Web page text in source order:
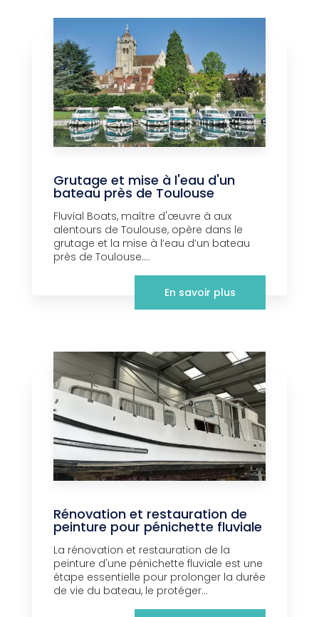
Grutage et mise à l'eau d'un
bateau près de Toulouse
Fluvial Boats, maître d'œuvre à aux
alentours de Toulouse, opère dans le
grutage et la mise à l’eau d’un bateau
près de Toulouse....
En savoir plus
Rénovation et restauration de
peinture pour pénichette fluviale
La rénovation et restauration de la
peinture d'une pénichette fluviale est une
étape essentielle pour prolonger la durée
de vie du bateau, le protéger...